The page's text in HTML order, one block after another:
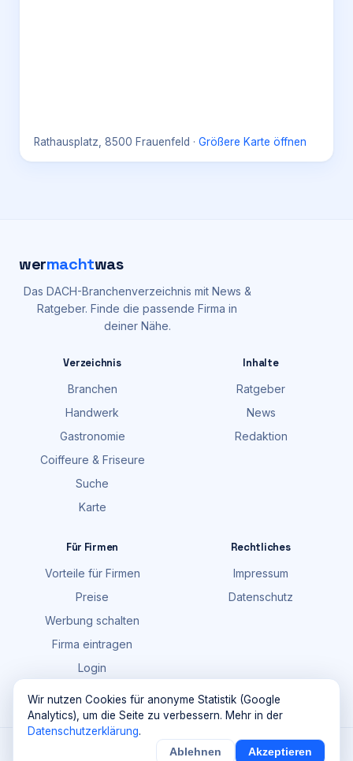
Rathausplatz, 8500 Frauenfeld · Größere Karte öffnen
wermachtwas
Das DACH-Branchenverzeichnis mit News &
Ratgeber. Finde die passende Firma in
deiner Nähe.
Verzeichnis
Branchen
Handwerk
Gastronomie
Coiffeure & Friseure
Suche
Karte
Inhalte
Ratgeber
News
Redaktion
Für Firmen
Vorteile für Firmen
Preise
Werbung schalten
Firma eintragen
Login
Rechtliches
Impressum
Datenschutz
Maik Möhring Media · Ermatingen
Details Sichern ×
Wir nutzen Cookies für anonyme Statistik (Google
Analytics), um die Seite zu verbessern. Mehr in der
Datenschutzerklärung.
Ablehnen Akzeptieren